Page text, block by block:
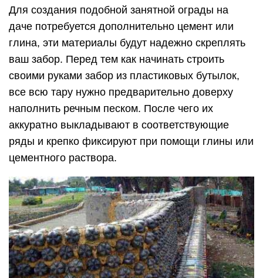
Для создания подобной занятной ограды на
даче потребуется дополнительно цемент или
глина, эти материалы будут надежно скреплять
ваш забор. Перед тем как начинать строить
своими руками забор из пластиковых бутылок,
все всю тару нужно предварительно доверху
наполнить речным песком. После чего их
аккуратно выкладывают в соответствующие
ряды и крепко фиксируют при помощи глины или
цементного раствора.